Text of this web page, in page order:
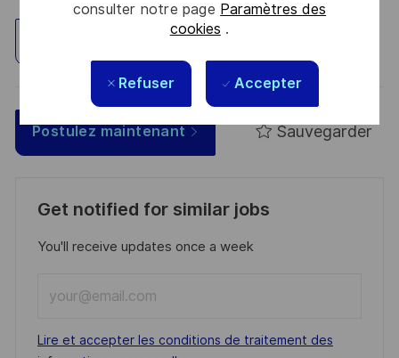
consulter notre page Paramètres des
cookies .
Refuser Accepter
Postulez maintenant Sauvegarder
Get notified for similar jobs
You'll receive updates once a week
Email
address
Required
Lire et accepter les conditions de traitement des